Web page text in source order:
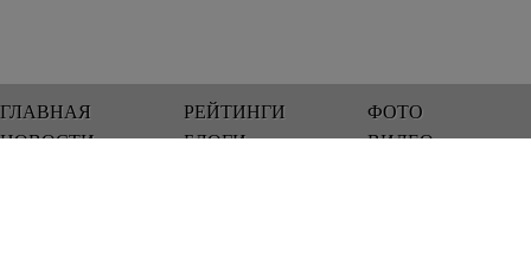
ГЛАВНАЯ
НОВОСТИ
РЕЙТИНГИ
БЛОГИ
ФОТО
ВИДЕО